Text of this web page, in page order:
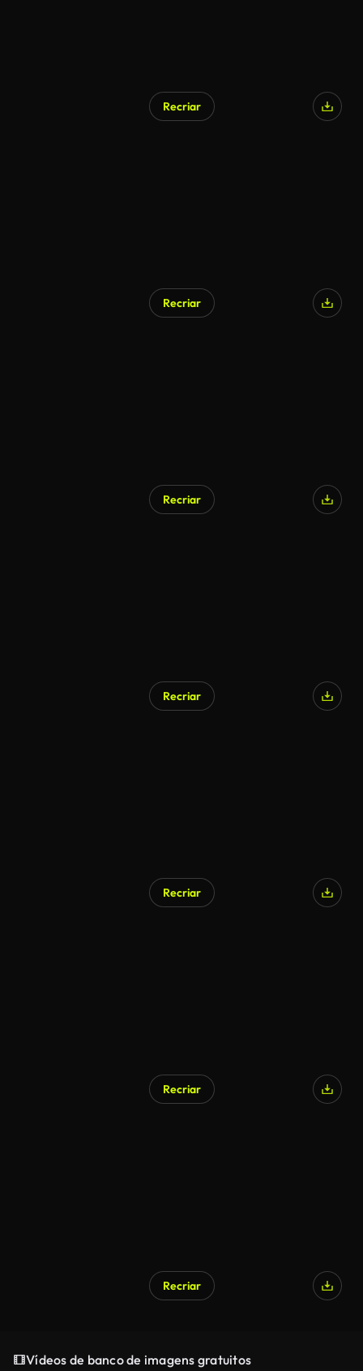
Recriar
Recriar
Recriar
Recriar
Recriar
Recriar
Recriar
Vídeos de banco de imagens gratuitos